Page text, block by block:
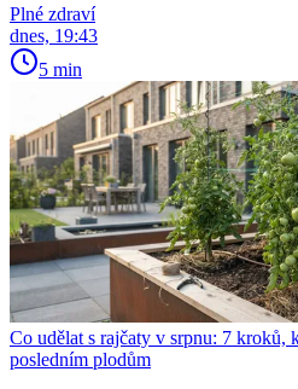
Plné zdraví
dnes, 19:43
5 min
Co udělat s rajčaty v srpnu: 7 kroků,
posledním plodům